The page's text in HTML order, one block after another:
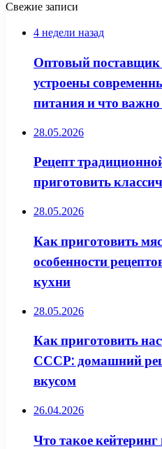
Свежие записи
4 недели назад
Оптовый поставщик
устроены
питания и что важно
28.05.2026
Рецепт
приготовить
28.05.2026
Как приготовить
особенности
кухни
28.05.2026
Как приготовить
СССР: домашний
вкусом
26.04.2026
Что такое кейтеринг